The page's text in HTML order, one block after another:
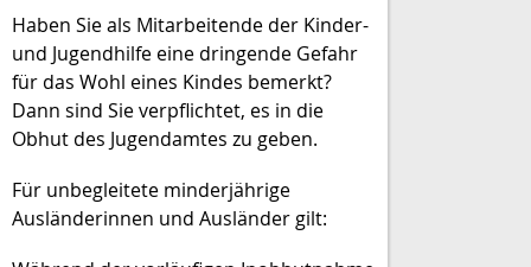
Haben Sie als Mitarbeitende der Kinder-
und Jugendhilfe eine dringende Gefahr
für das Wohl eines Kindes bemerkt?
Dann sind Sie verpflichtet, es in die
Obhut des Jugendamtes zu geben.
Für unbegleitete minderjährige
Ausländerinnen und Ausländer gilt: